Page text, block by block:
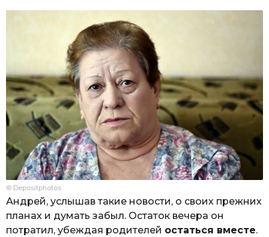
© Depositphotos
Андрей, услышав такие новости, о своих прежних
планах и думать забыл. Остаток вечера он
потратил, убеждая родителей остаться вместе.